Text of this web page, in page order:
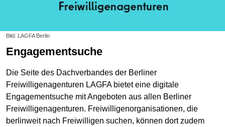
Bild: LAGFA Berlin
Engagementsuche
Die Seite des Dachverbandes der Berliner
Freiwilligenagenturen LAGFA bietet eine digitale
Engagementsuche mit Angeboten aus allen Berliner
Freiwilligenagenturen. Freiwilligenorganisationen, die
berlinweit nach Freiwilligen suchen, können dort zudem